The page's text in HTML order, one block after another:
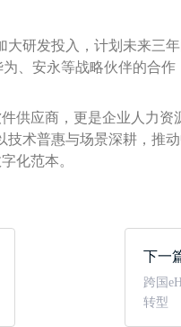
研发投入，计划未来三
、安永等战略伙伴的合
供应商，更是企业人力资
术普惠与场景深耕，推动
化范本。
下一
跨国
转型